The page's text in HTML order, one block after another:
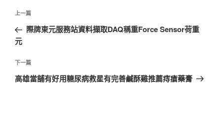
文
導
覽
上
一
篇
章
上一篇
際牌東元服務站資料擷取DAQ稱重Force Sensor荷重
元
下
一
下一篇
高雄當舖有好用糖尿病救星有完善鹹酥雞推薦痔瘡藥膏